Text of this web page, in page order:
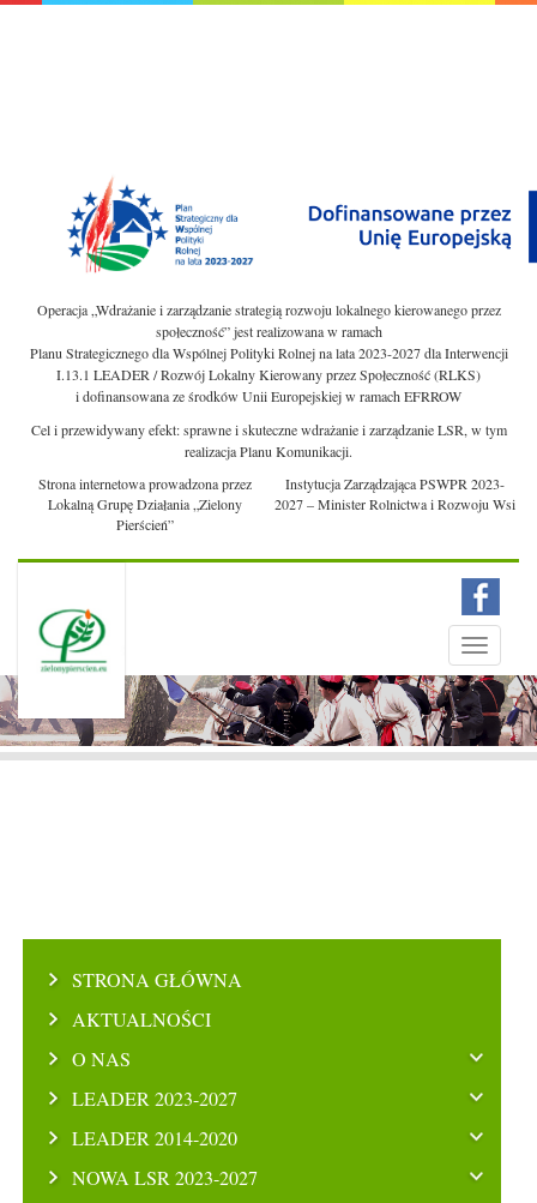
Operacja „Wdrażanie i zarządzanie strategią rozwoju lokalnego kierowanego przez
społeczność” jest realizowana w ramach
Planu Strategicznego dla Wspólnej Polityki Rolnej na lata 2023-2027 dla Interwencji
I.13.1 LEADER / Rozwój Lokalny Kierowany przez Społeczność (RLKS)
i dofinansowana ze środków Unii Europejskiej w ramach EFRROW
Cel i przewidywany efekt: sprawne i skuteczne wdrażanie i zarządzanie LSR, w tym
realizacja Planu Komunikacji.
Strona internetowa prowadzona przez
Lokalną Grupę Działania „Zielony
Pierścień”
Instytucja Zarządzająca PSWPR 2023-
2027 – Minister Rolnictwa i Rozwoju Wsi
Toggle
Menu
STRONA GŁÓWNA
AKTUALNOŚCI
O NAS
LEADER 2023-2027
LEADER 2014-2020
NOWA LSR 2023-2027